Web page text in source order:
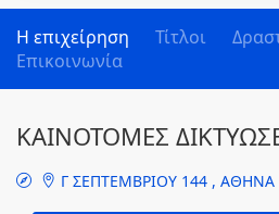
Η επιχείρηση Τίτλοι
Επικοινωνία
ΚΑΙΝΟΤΟΜΕΣ
Γ ΣΕΠΤΕΜΒΡΙΟΥ 144 , ΑΘΗΝΑ